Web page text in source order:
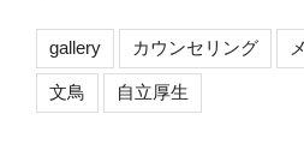
gallery カウンセリング
文鳥 自立厚生